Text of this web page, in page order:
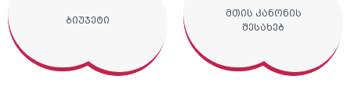
ბიუჯეტი
მთის კანონის
შესახებ